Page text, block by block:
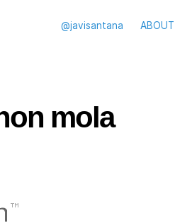
@javisantana ABOUT
mola